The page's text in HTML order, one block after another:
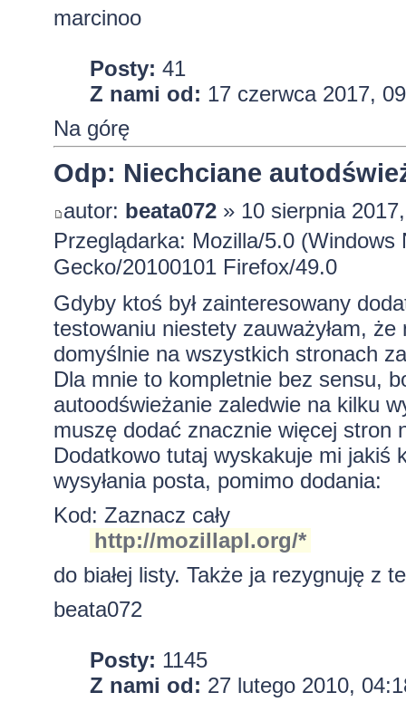
marcinoo
Posty: 41
Z nami od: 17 czerwca 2017,
Na górę
Odp: Niechciane
autor: beata072» 10 sierpnia
Przeglądarka: Mozilla/5.0
Gecko/20100101 Firefox/49.0
Gdyby ktoś był zainteresowany
testowaniu niestety zauważyłam, że
domyślnie na wszystkich stronach
Dla mnie to kompletnie bez sensu,
autoodświeżanie zaledwie na kilku
muszę dodać znacznie więcej stron
Dodatkowo tutaj wyskakuje mi jakiś
wysyłania posta, pomimo dodania:
Kod: Zaznacz cały
http://mozillapl.org/*
do białej listy. Także ja rezygnuję z
beata072
Posty: 1145
Z nami od: 27 lutego 2010,